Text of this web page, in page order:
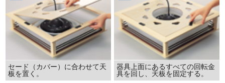
セード（カバー）に合わせて天
板を置く。
器具上面にあるすべての回転金
具を回し、天板を固定する。